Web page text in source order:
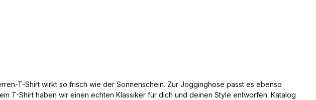
T-Shirt wirkt so frisch wie der Sonnenschein. Zur Jogginghose passt es ebenso
T-Shirt haben wir einen echten Klassiker für dich und deinen Style entworfen. Katalog